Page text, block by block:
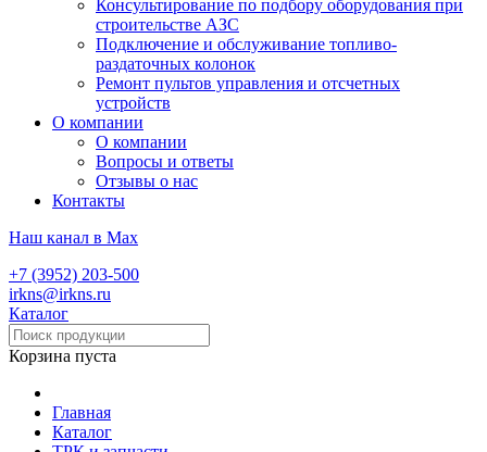
Консультирование по подбору оборудования при
строительстве АЗС
Подключение и обслуживание топливо-
раздаточных колонок
Ремонт пультов управления и отсчетных
устройств
О компании
О компании
Вопросы и ответы
Отзывы о нас
Контакты
Наш канал в Max
+7 (3952) 203-500
irkns@irkns.ru
Каталог
Корзина пуста
Главная
Каталог